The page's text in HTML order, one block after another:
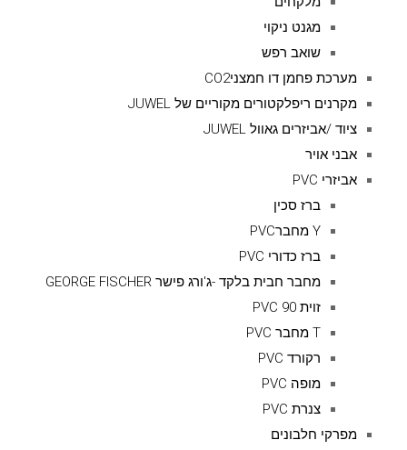
מגנט ניקוי
שואב רפש
מערכת פחמן דו חמצניCO2
מקרנים ריפלקטורים מקוריים של JUWEL
ציוד /אביזרים גאוול JUWEL
אבני אויר
אביזרי PVC
ברז סכין
Y מחברPVC
ברז כדורי PVC
מחבר חבית בלקד -ג'ורג פישר GEORGE FISCHER
זוית 90 PVC
T מחבר PVC
רקורד PVC
מופה PVC
צנרת PVC
מפרקי חלבונים